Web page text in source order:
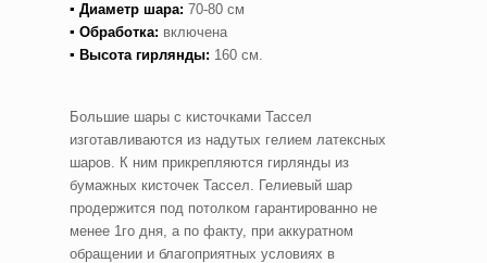
▪ Диаметр шара: 70-80 см
▪ Обработка: включена
▪ Высота гирлянды: 160 см.
Большие шары с кисточками Тассел
изготавливаются из надутых гелием латексных
шаров. К ним прикрепляются гирлянды из
бумажных кисточек Тассел. Гелиевый шар
продержится под потолком гарантированно не
менее 1го дня, а по факту, при аккуратном
обращении и благоприятных условиях в